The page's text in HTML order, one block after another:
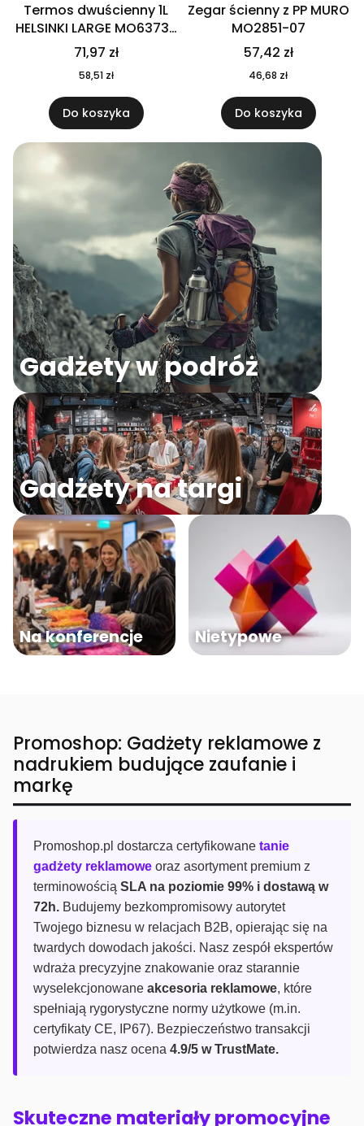
Termos dwuścienny 1L
HELSINKI LARGE MO6373-
04
71,97 zł
58,51 zł
Do koszyka
Zegar ścienny z PP MURO
MO2851-07
57,42 zł
46,68 zł
Do koszyka
Gadżety w podróż
Gadżety na targi
Na konferencje Nietypowe
Promoshop: Gadżety reklamowe z
nadrukiem budujące zaufanie i
markę
Promoshop.pl dostarcza certyfikowane tanie
gadżety reklamowe oraz asortyment premium z
terminowością SLA na poziomie 99% i dostawą w
72h. Budujemy bezkompromisowy autorytet
Twojego biznesu w relacjach B2B, opierając się na
twardych dowodach jakości. Nasz zespół ekspertów
wdraża precyzyjne znakowanie oraz starannie
wyselekcjonowane akcesoria reklamowe, które
spełniają rygorystyczne normy użytkowe (m.in.
certyfikaty CE, IP67). Bezpieczeństwo transakcji
potwierdza nasz ocena 4.9/5 w TrustMate.
Skuteczne materiały promocyjne